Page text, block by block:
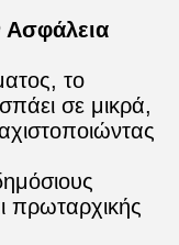
Ασφάλεια
το
σε μικρά,
πρωταρχικής